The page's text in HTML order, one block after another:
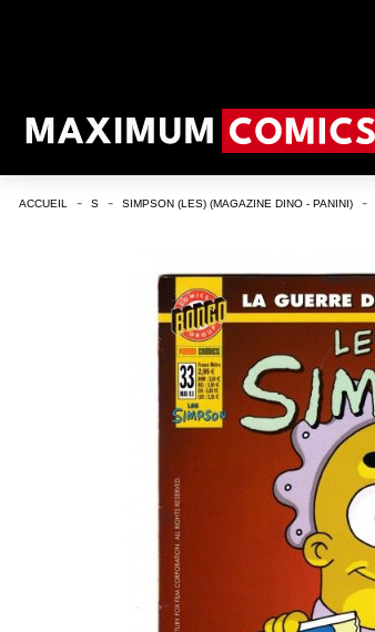
ACCUEIL S SIMPSON (LES) (MAGAZINE DINO - PANINI)